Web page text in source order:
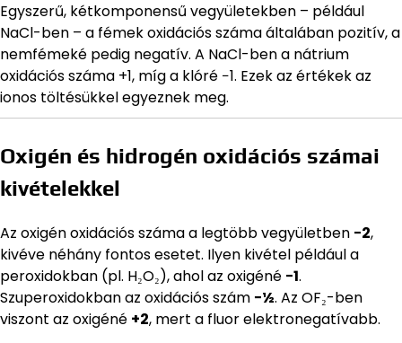
Egyszerű, kétkomponensű vegyületekben – például
NaCl-ben – a fémek oxidációs száma általában pozitív, a
nemfémeké pedig negatív. A NaCl-ben a nátrium
oxidációs száma +1, míg a klóré −1. Ezek az értékek az
ionos töltésükkel egyeznek meg.
Oxigén és hidrogén oxidációs számai
kivételekkel
Az oxigén oxidációs száma a legtöbb vegyületben −2,
kivéve néhány fontos esetet. Ilyen kivétel például a
peroxidokban (pl. H₂O₂), ahol az oxigéné −1.
Szuperoxidokban az oxidációs szám −½. Az OF₂-ben
viszont az oxigéné +2, mert a fluor elektronegatívabb.